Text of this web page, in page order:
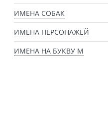
ИМЕНА СОБАК
ИМЕНА ПЕРСОНАЖЕЙ
ИМЕНА НА БУКВУ М